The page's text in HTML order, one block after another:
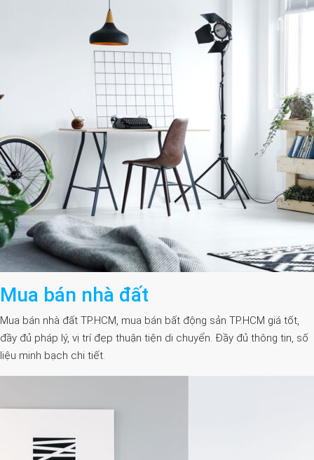
Mua bán nhà đất
Mua bán nhà đất TP.HCM, mua bán bất động sản TP.HCM giá tốt,
đầy đủ pháp lý, vị trí đẹp thuận tiện di chuyển. Đầy đủ thông tin, số
liệu minh bạch chi tiết.